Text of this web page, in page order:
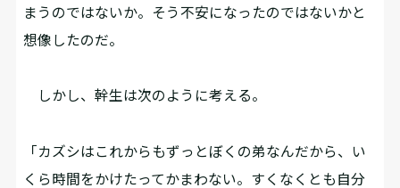
まうのではないか。そう不安になったのではないかと
想像したのだ。
しかし、幹生は次のように考える。
「カズシはこれからもずっとぼくの弟なんだから、い
くら時間をかけたってかまわない。すくなくとも自分